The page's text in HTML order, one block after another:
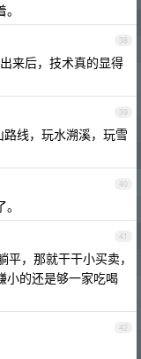
38
来后，技术真的显得
39
线，玩水溯溪，玩雪
40
41
，那就干干小买卖，
小的还是够一家吃喝
42